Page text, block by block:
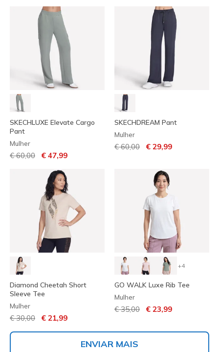
SKECHLUXE Elevate Cargo
Pant
Mulher
Preço com desconto de
€ 60,00 para
€ 47,99
SKECHDREAM Pant
Mulher
Preço com desconto de
€ 60,00 para
€ 29,99
Diamond Cheetah Short
Sleeve Tee
Mulher
Preço com desconto de
€ 30,00 para
€ 21,99
+4
GO WALK Luxe Rib Tee
Mulher
Preço com desconto de
€ 35,00 para
€ 23,99
ENVIAR MAIS